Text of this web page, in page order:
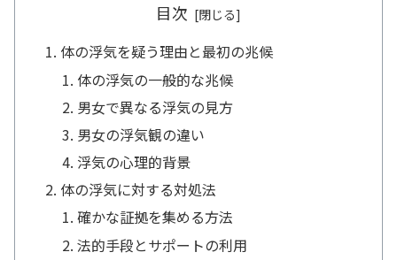
目次
体の浮気を疑う理由と最初の兆候
体の浮気の一般的な兆候
男女で異なる浮気の見方
男女の浮気観の違い
浮気の心理的背景
体の浮気に対する対処法
確かな証拠を集める方法
法的手段とサポートの利用